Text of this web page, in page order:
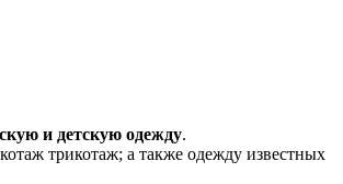
и детскую одежду.
трикотаж; а также одежду известных